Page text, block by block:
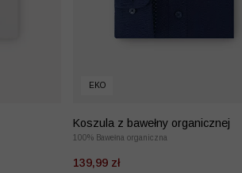
EKO
Koszula z bawełny organicznej
100% Bawełna organiczna
139,99 zł